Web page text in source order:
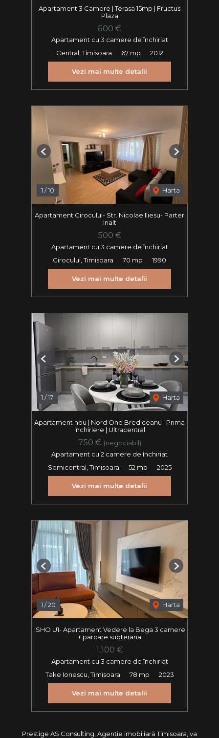
Apartament 3 Camere | Terasa 15mp | Fructus
Plaza
600 €
Apartament cu 3 camere de închiriat
Central, Timisoara
67 mp 2012
Vezi mai multe detalii
1 /10 Harta
Previous Next
Apartament Girocului- Str. Nicolae Iliesu- Parter
Inalt
500 €
Apartament cu 3 camere de închiriat
Girocului, Timisoara
70 mp 1990
Vezi mai multe detalii
1 /17 Harta
Previous Next
Apartament nou | Nord One Brediceanu | Prima
inchiriere | Ultracentral
750 € (negociabil)
Apartament cu 2 camere de închiriat
Semicentral, Timisoara
52 mp 2025
Vezi mai multe detalii
1 /20 Harta
Previous Next
ISHO U1- Apartament Vedere la Bega 3 camere
+ parcare subterana
1,100 €
Apartament cu 3 camere de închiriat
Take Ionescu, Timisoara
78 mp 2023
Vezi mai multe detalii
Prestige AS Consulting, Agenție imobiliară Timisoara, va